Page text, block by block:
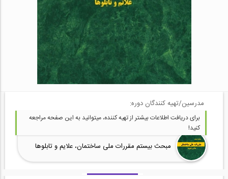
مدرسین/تهیه کنندگان دوره:
برای دریافت اطلاعات بیشتر از تهیه کننده، میتوانید به این صفحه مراجعه
کنید!
مبحث بیستم مقررات ملی ساختمان، علایم و تابلوها